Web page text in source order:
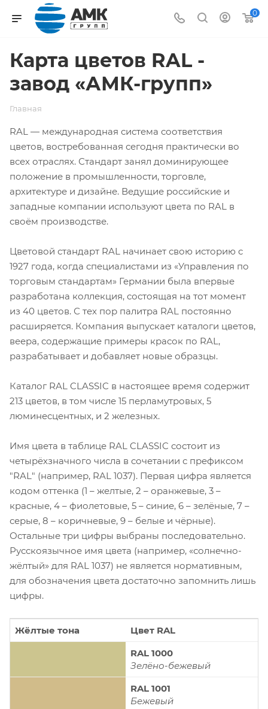
0
Карта цветов RAL -
завод «АМК-групп»
Главная
RAL — международная система соответствия
цветов, востребованная сегодня практически во
всех отраслях. Стандарт занял доминирующее
положение в промышленности, торговле,
архитектуре и дизайне. Ведущие российские и
западные компании используют цвета по RAL в
своём производстве.
Цветовой стандарт RAL начинает свою историю с
1927 года, когда специалистами из «Управления по
торговым стандартам» Германии была впервые
разработана коллекция, состоящая на тот момент
из 40 цветов. С тех пор палитра RAL постоянно
расширяется. Компания выпускает каталоги цветов,
веера, содержащие примеры красок по RAL,
разрабатывает и добавляет новые образцы.
Каталог RAL CLASSIC в настоящее время содержит
213 цветов, в том числе 15 перламутровых, 5
люминесцентных, и 2 железных.
Имя цвета в таблице RAL CLASSIC состоит из
четырёхзначного числа в сочетании с префиксом
"RAL" (например, RAL 1037). Первая цифра является
кодом оттенка (1 – желтые, 2 – оранжевые, 3 –
красные, 4 – фиолетовые, 5 – синие, 6 – зелёные, 7 –
серые, 8 – коричневые, 9 – белые и чёрные).
Остальные три цифры выбраны последовательно.
Русскоязычное имя цвета (например, «солнечно-
жёлтый» для RAL 1037) не является нормативным,
для обозначения цвета достаточно запомнить лишь
цифры.
Жёлтые тона
Цвет RAL
RAL 1000
Зелёно-бежевый
RAL 1001
Бежевый